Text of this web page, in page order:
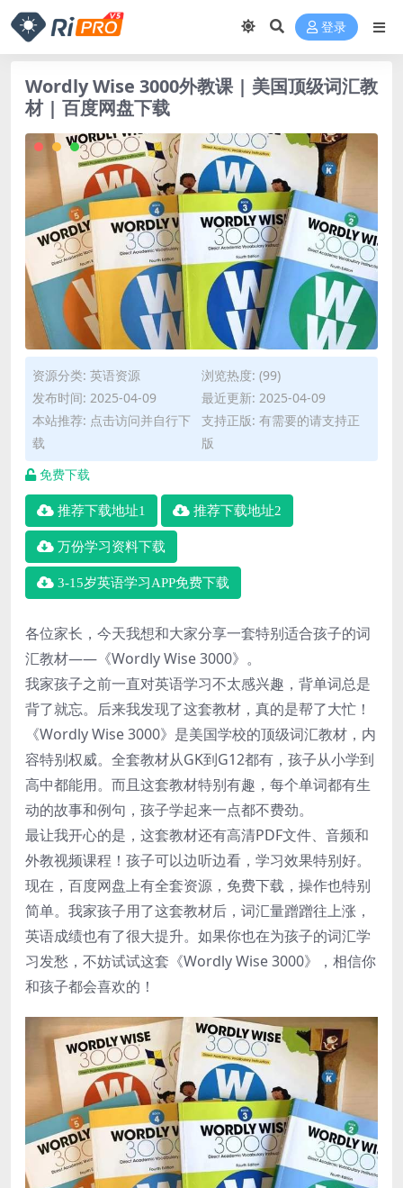
登录
Wordly Wise 3000外教课 | 美国顶级词汇教
材 | 百度网盘下载
资源分类: 英语资源
浏览热度: (99)
发布时间: 2025-04-09
最近更新: 2025-04-09
本站推荐: 点击访问并自行下
载
支持正版: 有需要的请支持正
版
免费下载
推荐下载地址1 推荐下载地址2
万份学习资料下载
3-15岁英语学习APP免费下载
各位家长，今天我想和大家分享一套特别适合孩子的词
汇教材——《Wordly Wise 3000》。
我家孩子之前一直对英语学习不太感兴趣，背单词总是
背了就忘。后来我发现了这套教材，真的是帮了大忙！
《Wordly Wise 3000》是美国学校的顶级词汇教材，内
容特别权威。全套教材从GK到G12都有，孩子从小学到
高中都能用。而且这套教材特别有趣，每个单词都有生
动的故事和例句，孩子学起来一点都不费劲。
最让我开心的是，这套教材还有高清PDF文件、音频和
外教视频课程！孩子可以边听边看，学习效果特别好。
现在，百度网盘上有全套资源，免费下载，操作也特别
简单。我家孩子用了这套教材后，词汇量蹭蹭往上涨，
英语成绩也有了很大提升。如果你也在为孩子的词汇学
习发愁，不妨试试这套《Wordly Wise 3000》，相信你
和孩子都会喜欢的！